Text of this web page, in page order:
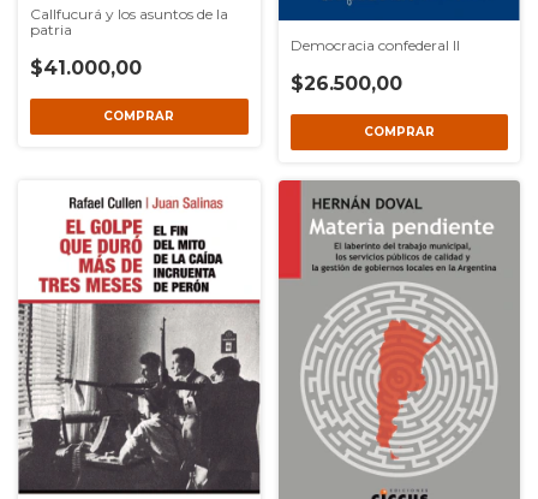
Callfucurá y los asuntos de la
patria
$41.000,00
Democracia confederal II
$26.500,00